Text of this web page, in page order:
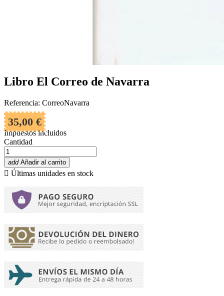
Libro El Correo de Navarra
Referencia: CorreoNavarra
35,00 €
Impuestos incluidos
Cantidad
add Añadir al carrito
 Últimas unidades en stock